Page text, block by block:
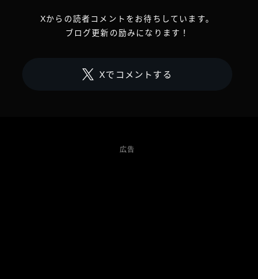
Xからの読者コメントをお待ちしています。
ブログ更新の励みになります！
Xでコメントする
広告